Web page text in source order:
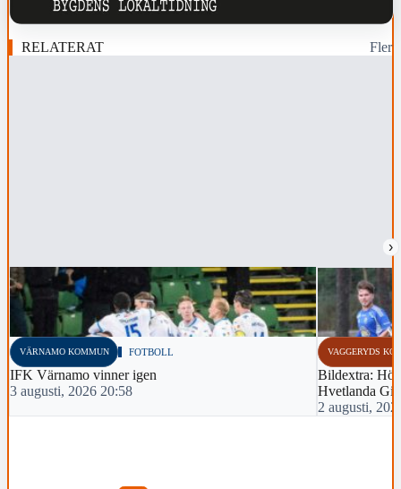
RELATERAT Fler
›
VÄRNAMO KOMMUN FOTBOLL
IFK Värnamo vinner igen
3 augusti, 2026 20:58
VAGGERYDS
Bildextra:
Hvetlanda Gif
2 augusti,